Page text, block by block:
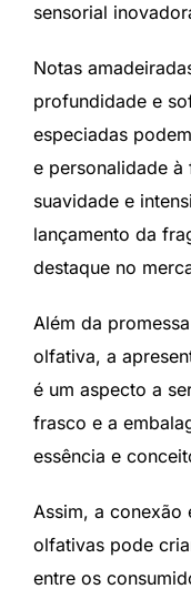
sensorial
Notas
profundidade e
especiadas
e personalidade à
suavidade e
lançamento da
destaque no
Além da
olfativa, a
é um aspecto a
frasco e a
essência e
Assim, a conexão
olfativas pode
entre os